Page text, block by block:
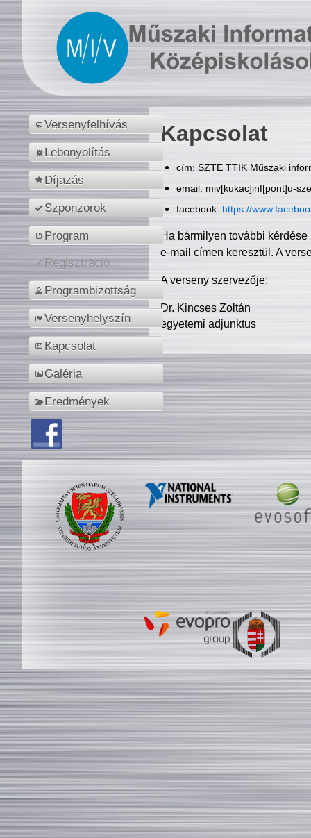
Versenyfelhívás
Lebonyolítás
Díjazás
Szponzorok
Program
Regisztráció
Programbizottság
Versenyhelyszín
Kapcsolat
Galéria
Eredmények
Kapcsolat
cím: SZTE TTIK Műszaki
email: miv[kukac]inf[pont]u-
facebook: https://
Ha bármilyen további
e-mail címen keresztül. A
A verseny szervezője:
Dr. Kincses Zoltán
egyetemi adjunktus